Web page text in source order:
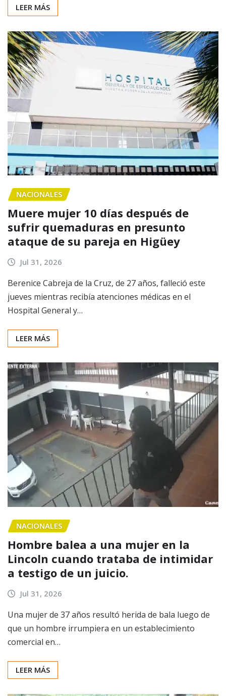
LEER MÁS
NACIONALES
Muere mujer 10 días después de
sufrir quemaduras en presunto
ataque de su pareja en Higüey
Jul 31, 2026
Berenice Cabreja de la Cruz, de 27 años, falleció este
jueves mientras recibía atenciones médicas en el
Hospital General y…
LEER MÁS
NACIONALES
Hombre balea a una mujer en la
Lincoln cuando trataba de intimidar
a testigo de un juicio.
Jul 31, 2026
Una mujer de 37 años resultó herida de bala luego de
que un hombre irrumpiera en un establecimiento
comercial en…
LEER MÁS